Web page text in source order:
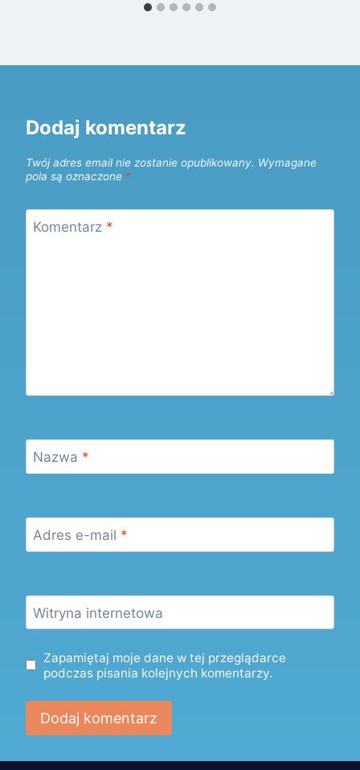
Dodaj komentarz
Twój adres email nie zostanie opublikowany. Wymagane
pola są oznaczone *
Komentarz *
Nazwa *
Adres e-mail *
Witryna internetowa
Zapamiętaj moje dane w tej przeglądarce
podczas pisania kolejnych komentarzy.